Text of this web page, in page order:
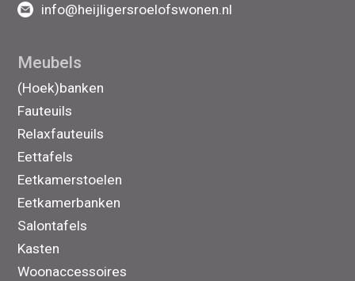
info@heijligersroelofswonen.nl
Meubels
(Hoek)banken
Fauteuils
Relaxfauteuils
Eettafels
Eetkamerstoelen
Eetkamerbanken
Salontafels
Kasten
Woonaccessoires